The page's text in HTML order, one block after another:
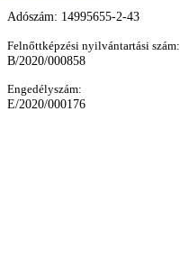
Adószám: 14995655-2-43
Felnőttképzési nyilvántartási szám:
B/2020/000858
Engedélyszám:
E/2020/000176